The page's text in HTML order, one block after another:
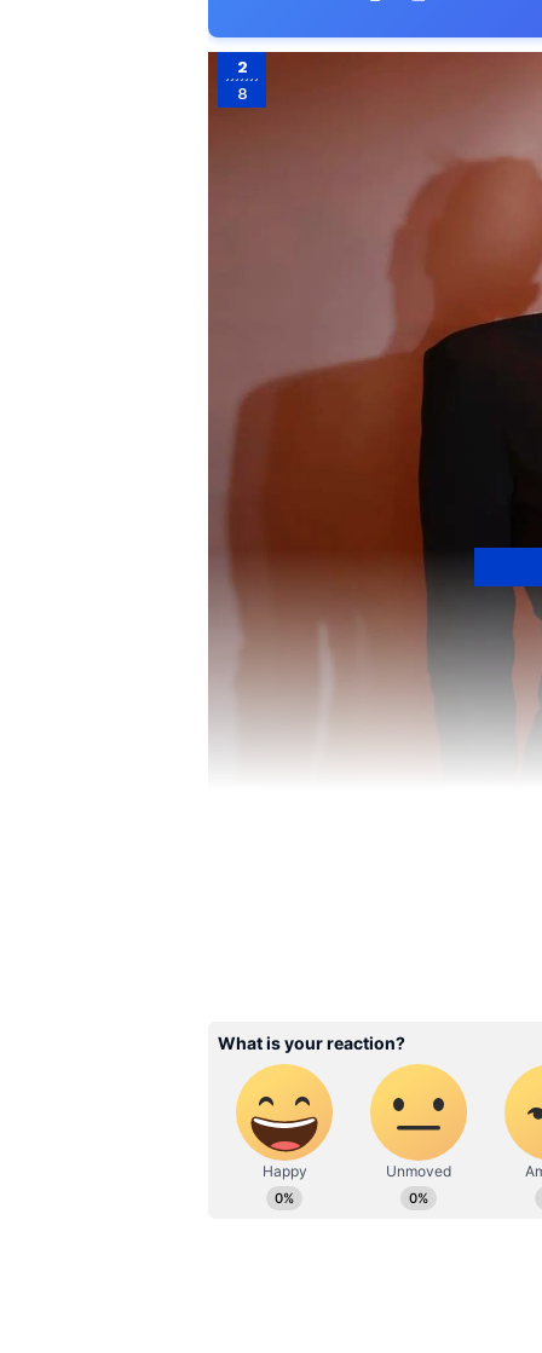
2
8
బాలీవుడ్ లో రకుల్ అంతగా కలిసి
బ్యూటీ జోరుకు బ్రేక్ లు వేశాయి. దీంతో
అవకాశాల కోసం ఎదురుచూస్తున్నట్టు